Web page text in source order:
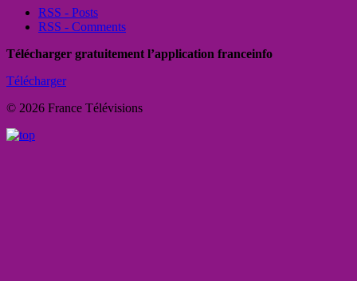
RSS - Posts
RSS - Comments
Télécharger gratuitement l’application franceinfo
Télécharger
© 2026 France Télévisions